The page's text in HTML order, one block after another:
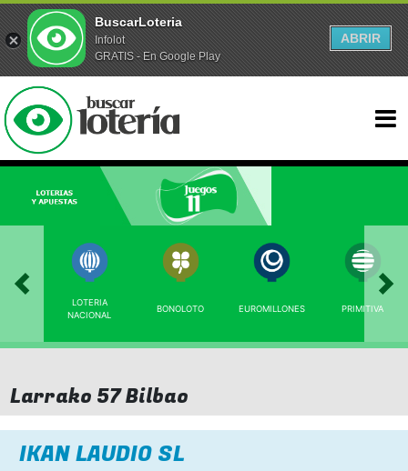
LOTERIA
NACIONAL
BONOLOTO EUROMILLONES PRIMITIVA
Larrako 57 Bilbao
IKAN LAUDIO SL
BuscarLoteria
Infolot
GRATIS - En Google Play
ABRIR